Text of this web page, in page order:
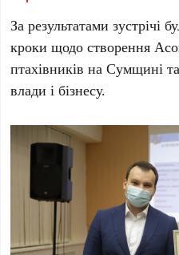
За результатами зустрічі
кроки щодо створення
птахівників на Сумщині
влади і бізнесу.